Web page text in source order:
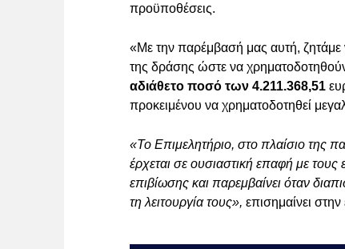
προϋποθέσεις.
«Με την παρέμβασή μας αυτή, ζητάμε
της δράσης ώστε να χρηματοδοτηθούν
αδιάθετο ποσό των 4.211.368,51
προκειμένου να χρηματοδοτηθεί
«Το Επιμελητήριο, στο πλαίσιο της
έρχεται σε ουσιαστική επαφή με τους
επιβίωσης και παρεμβαίνει όταν
τη λειτουργία τους», επισημαίνει